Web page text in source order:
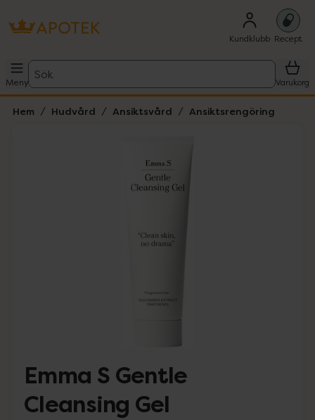
Kundklubb Recept
Meny
Sök
Varukorg
Hem Hudvård Ansiktsvård Ansiktsrengöring
Lista: . Innehåller 1 objekt.
Emma S Gentle
Cleansing Gel